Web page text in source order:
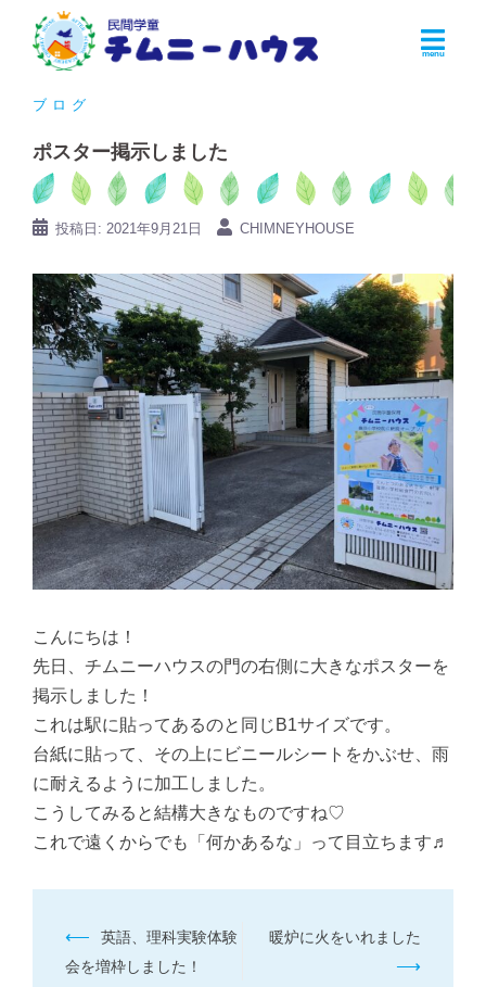
ブログ
ポスター掲示しました
投稿日: 2021年9月21日 CHIMNEYHOUSE
こんにちは！
先日、チムニーハウスの門の右側に大きなポスターを
掲示しました！
これは駅に貼ってあるのと同じB1サイズです。
台紙に貼って、その上にビニールシートをかぶせ、雨
に耐えるように加工しました。
こうしてみると結構大きなものですね♡
これで遠くからでも「何かあるな」って目立ちます♬
投
稿
⟵
英語、理科実験体験
会を増枠しました！
暖炉に火をいれました
⟶